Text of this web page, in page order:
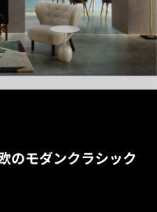
のモダンクラシック